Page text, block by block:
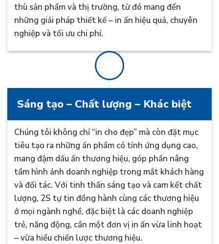
thù sản phẩm và thị trường, từ đó mang đến
những giải pháp thiết kế – in ấn hiệu quả, chuyên
nghiệp và tối ưu chi phí.
Sáng tạo – Chất lượng – Khác biệt
Chúng tôi không chỉ “in cho đẹp” mà còn đặt mục
tiêu tạo ra những ấn phẩm có tính ứng dụng cao,
mang đậm dấu ấn thương hiệu, góp phần nâng
tầm hình ảnh doanh nghiệp trong mắt khách hàng
và đối tác. Với tinh thần sáng tạo và cam kết chất
lượng, 2S tự tin đồng hành cùng các thương hiệu
ở mọi ngành nghề, đặc biệt là các doanh nghiệp
trẻ, năng động, cần một đơn vị in ấn vừa linh hoạt
– vừa hiểu chiến lược thương hiệu.